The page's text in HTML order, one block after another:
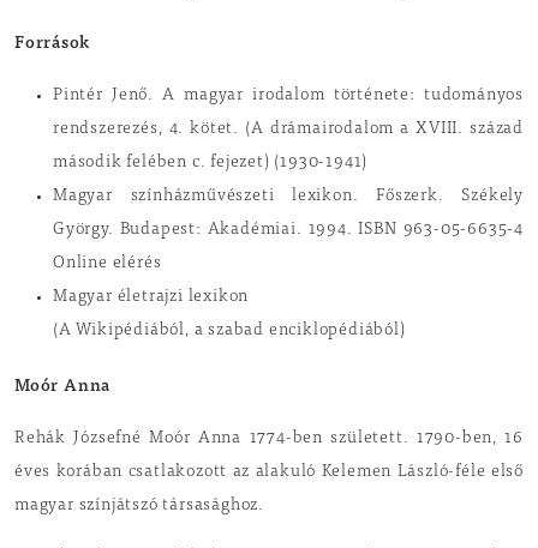
Források
Pintér Jenő. A magyar irodalom története: tudományos
rendszerezés, 4. kötet. (A drámairodalom a XVIII. század
második felében c. fejezet) (1930-1941)
Magyar színházművészeti lexikon. Főszerk. Székely
György. Budapest: Akadémiai. 1994. ISBN 963-05-6635-4
Online elérés
Magyar életrajzi lexikon
(A Wikipédiából, a szabad enciklopédiából)
Moór Anna
Rehák Józsefné Moór Anna 1774-ben született. 1790-ben, 16
éves korában csatlakozott az alakuló Kelemen László-féle első
magyar színjátszó társasághoz.